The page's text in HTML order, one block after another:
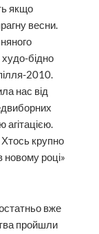
якщо
весни.
бідно
2010.
нас від
агітацією.
крупно
новому році»
вже
пройшли